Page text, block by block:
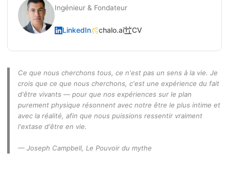
Ingénieur & Fondateur
LinkedIn chalo.ai CV
Ce que nous cherchons tous, ce n'est pas un sens à la vie. Je
crois que ce que nous cherchons, c'est une expérience du fait
d'être vivants — pour que nos expériences sur le plan
purement physique résonnent avec notre être le plus intime et
avec la réalité, afin que nous puissions ressentir vraiment
l'extase d'être en vie.
— Joseph Campbell, Le Pouvoir du mythe